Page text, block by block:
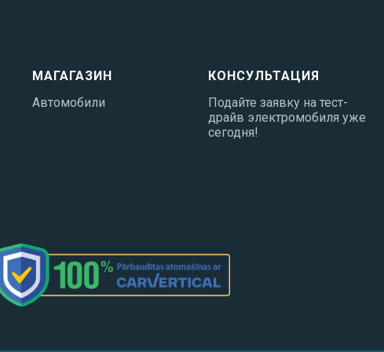
МАГАГАЗИН
Автомобили
КОНСУЛЬТАЦИЯ
Подайте заявку на тест-
драйв электромобиля уже
сегодня!